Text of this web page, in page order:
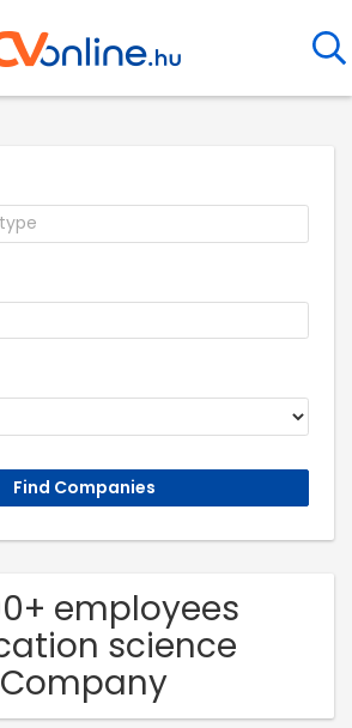
employees
science
Company